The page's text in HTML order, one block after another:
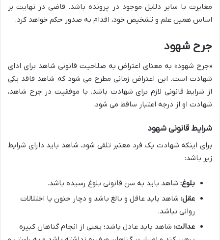
مغایرت با سایر دلایل موجود در پرونده باشد. قاضی در نهایت بر
اساس همین علم و تشخیص خود، اقدام به صدور حکم خواهد کرد.
جرح شهود
«جرح شهود» به معنای اعتراض به صلاحیت قانونی شاهد برای ادای
شهادت است. این اعتراض زمانی مطرح می شود که شاهد فاقد یکی
از شرایط قانونی لازم برای شهادت باشد. با موفقیت در جرح شاهد،
شهادت او از درجه اعتبار ساقط می شود.
شرایط قانونی شهود
برای اینکه شهادت یک فرد معتبر تلقی شود، شاهد باید دارای شرایط
زیر باشد:
بلوغ: شاهد باید به سن قانونی بلوغ رسیده باشد.
عقل: شاهد باید عاقل و بالغ باشد و دچار جنون یا اختلالات
روانی نباشد.
عدالت: شاهد باید عادل باشد؛ یعنی از انجام گناهان کبیره